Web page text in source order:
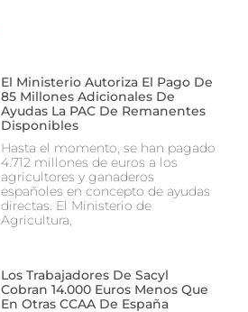
El Ministerio Autoriza El Pago De
85 Millones Adicionales De
Ayudas La PAC De Remanentes
Disponibles
Hasta el momento, se han pagado
4.712 millones de euros a los
agricultores y ganaderos
españoles en concepto de ayudas
directas. El Ministerio de
Agricultura,
Los Trabajadores De Sacyl
Cobran 14.000 Euros Menos Que
En Otras CCAA De España